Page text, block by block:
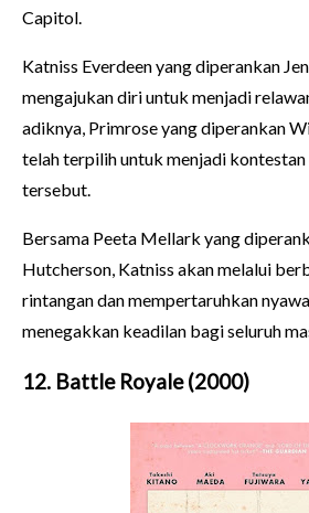
Capitol.
Katniss Everdeen yang diperankan
mengajukan diri untuk menjadi
adiknya, Primrose yang diperankan
telah terpilih untuk menjadi kontestan
tersebut.
Bersama Peeta Mellark yang
Hutcherson, Katniss akan melalui
rintangan dan mempertaruhkan
menegakkan keadilan bagi seluruh
12. Battle Royale (2000)